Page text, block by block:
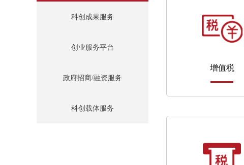
科创成果服务
创业服务平台
政府招商/融资服务
科创载体服务
增值税